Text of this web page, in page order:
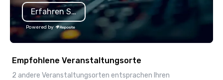
Vibralocity is also a
LGBTQ Chamber of
Supplier!
Erfahren Sie mehr
Powered by
Empfohlene Veranstaltungsorte
2 andere Veranstaltungsorten entsprachen Ihren